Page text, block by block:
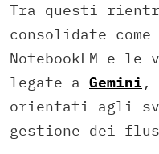
Tra questi
consolidate come
NotebookLM e
legate a Gemini ,
orientati agli
gestione dei